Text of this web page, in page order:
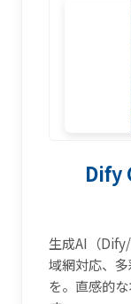
Dify
生成AI（
域網対応、
を。直感的